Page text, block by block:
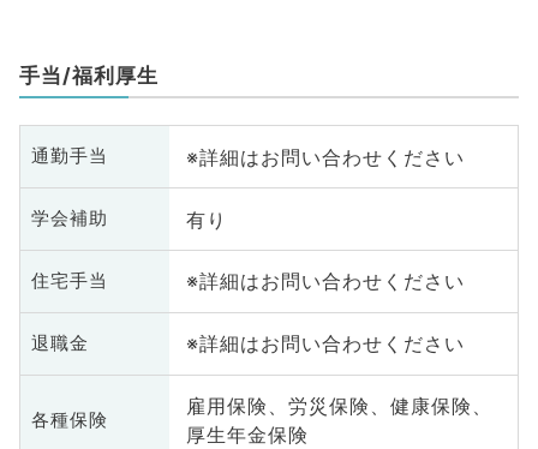
手当/福利厚生
通勤手当 ※詳細はお問い合わせください
学会補助 有り
住宅手当 ※詳細はお問い合わせください
退職金 ※詳細はお問い合わせください
各種保険
雇用保険、労災保険、健康保険、
厚生年金保険